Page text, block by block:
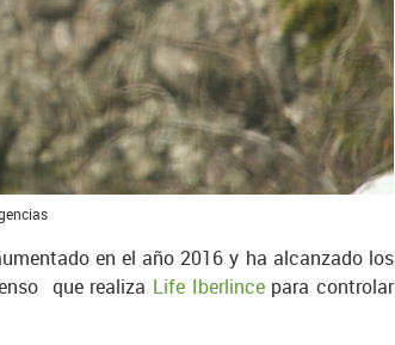
en el año 2016 y ha alcanzado los
que realiza Life Iberlince para controlar